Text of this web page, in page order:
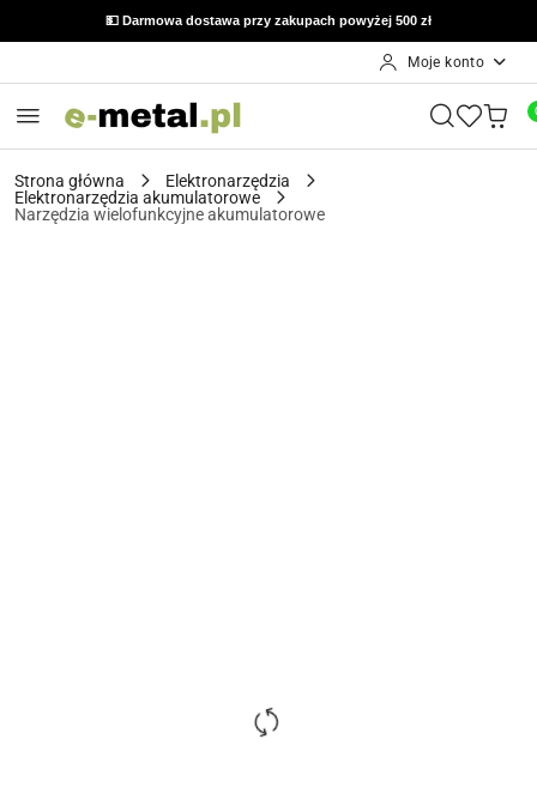
💵 Darmowa dostawa przy zakupach powyżej 500 zł
Moje konto
Strona główna
Elektronarzędzia
Elektronarzędzia akumulatorowe
Narzędzia wielofunkcyjne akumulatorowe